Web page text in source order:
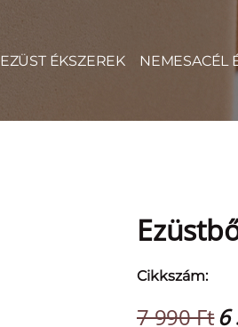
EZÜST ÉKSZEREK NEMESACÉL
Cikkszám:
7 990 Ft6